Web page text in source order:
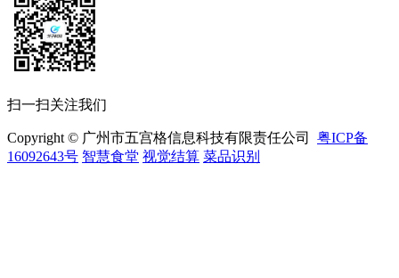
扫一扫关注我们
Copyright © 广州市五宫格信息科技有限责任公司 粤ICP备
16092643号 智慧食堂 视觉结算 菜品识别